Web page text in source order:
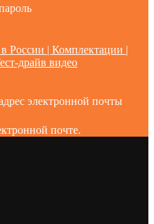
России | Комплектации |
драйв видео
электронной почты
почте.